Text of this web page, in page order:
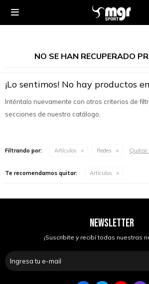

NO SE HAN RECUPERADO
¡Lo sentimos! No hay productos
Inténtalo nuevamente con otros criterios de
secciones de nuestro catálogo.
Filtrando por: Artículos Redes Quitar
Te recomendamos quitar: Artículos
NEWSLETTER
¡Suscribite y recibí todas nuestras